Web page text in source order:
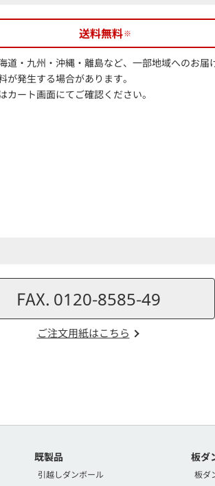
送料無料
道・九州・沖縄・離島など、一部地域へのお届
が発生する場合があります。
カート画面にてご確認ください。
FAX. 0120-8585-49
ご注文用紙はこちら
既製品
引越しダンボール
板ダ
板ダ